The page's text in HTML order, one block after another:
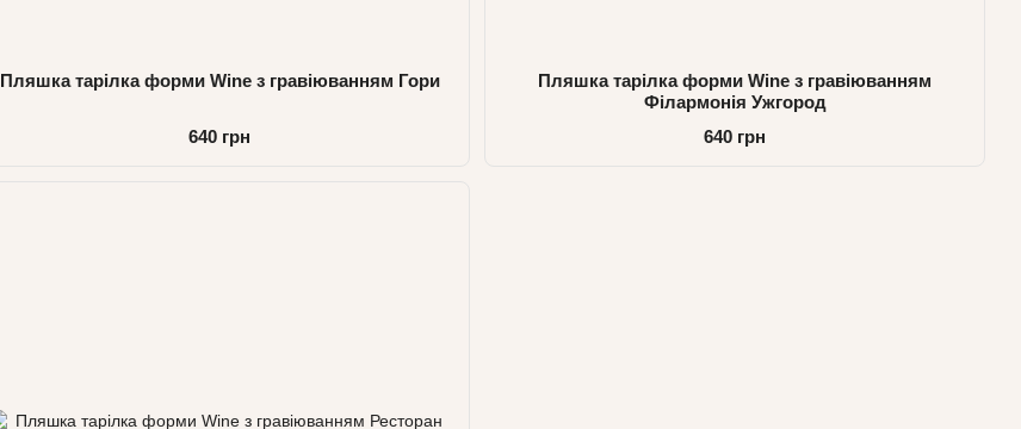
Пляшка тарілка форми Wine з гравіюванням Гори
640 грн
Пляшка тарілка форми Wine з гравіюванням
Філармонія Ужгород
640 грн